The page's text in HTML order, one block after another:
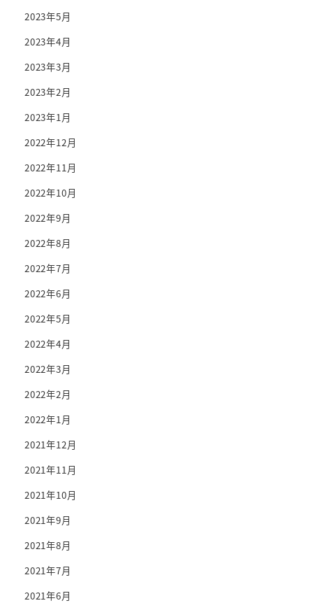
2023年5月
2023年4月
2023年3月
2023年2月
2023年1月
2022年12月
2022年11月
2022年10月
2022年9月
2022年8月
2022年7月
2022年6月
2022年5月
2022年4月
2022年3月
2022年2月
2022年1月
2021年12月
2021年11月
2021年10月
2021年9月
2021年8月
2021年7月
2021年6月